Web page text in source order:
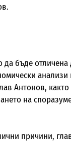
бъде отличена
Антонов,
на
причини,